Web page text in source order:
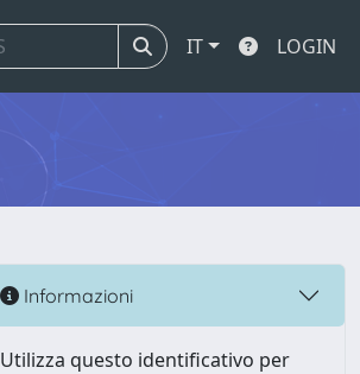
IT LOGIN
Informazioni
Utilizza questo identificativo per